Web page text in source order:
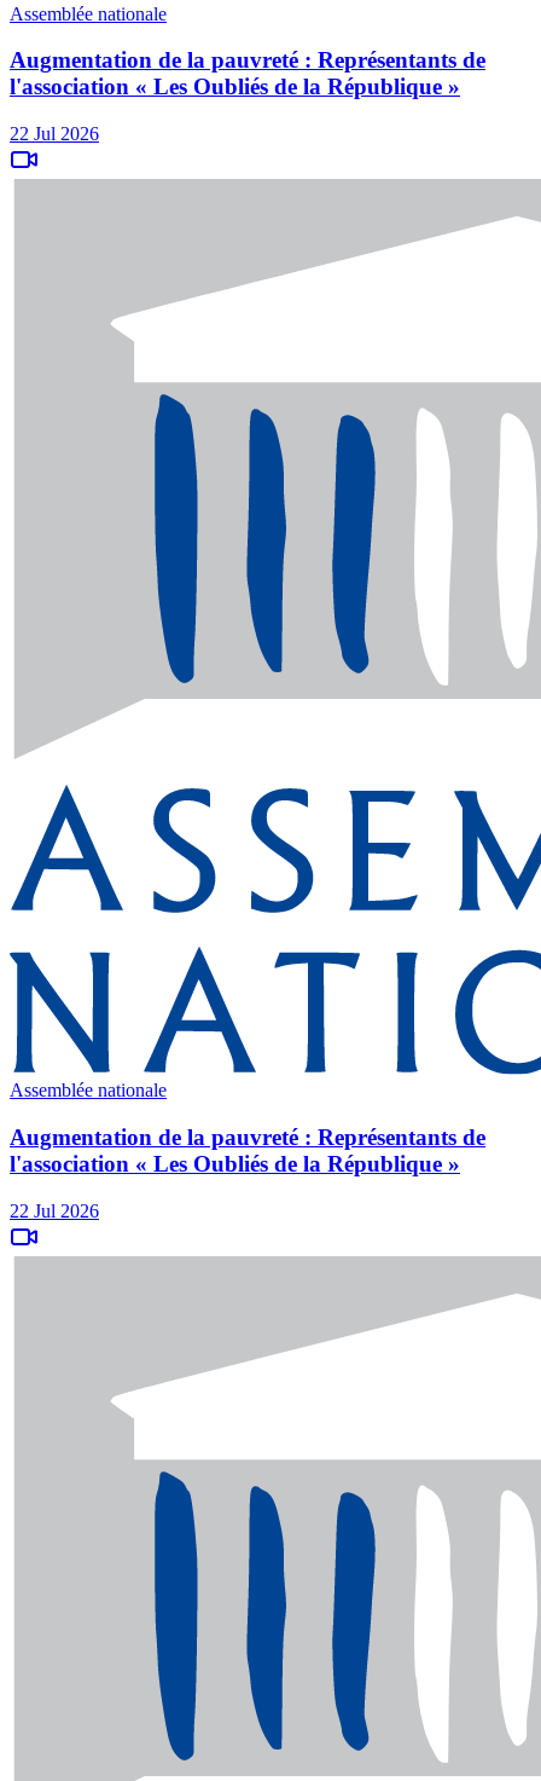
Assemblée nationale
Augmentation de la pauvreté : Représentants de
l'association « Les Oubliés de la République »
22 Jul 2026
Assemblée nationale
Augmentation de la pauvreté : Représentants de
l'association « Les Oubliés de la République »
22 Jul 2026